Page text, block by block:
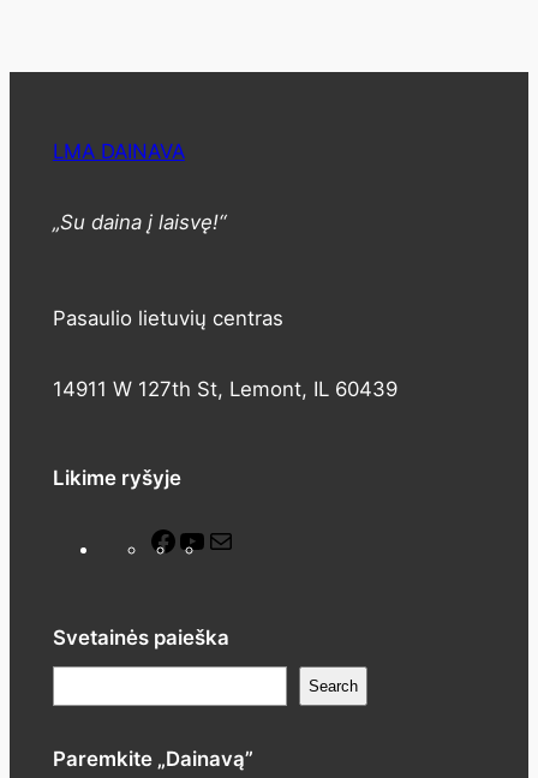
LMA DAINAVA
„Su daina į laisvę!“
Pasaulio lietuvių centras
14911 W 127th St, Lemont, IL 60439
Likime ryšyje
F
e
b
k
Y
T
u
Svetainės paieška
a
Search
Paremkite „Dainavą”